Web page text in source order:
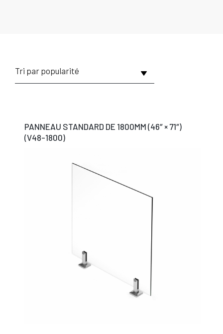
PANNEAU STANDARD DE 1800MM (46″ × 71″)
(V48-1800)